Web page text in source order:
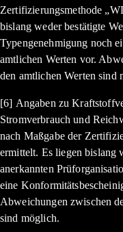
Zertifizierungsmethode
bislang weder bestätigte
Typengenehmigung noch
amtlichen Werten vor.
den amtlichen Werten sind
[6] Angaben zu
Stromverbrauch und
nach Maßgabe der
ermittelt. Es liegen bislang
anerkannten
eine
Abweichungen zwischen
sind möglich.